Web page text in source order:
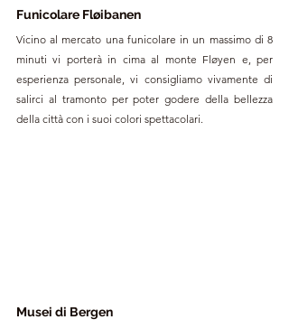
Funicolare Fløibanen
Vicino al mercato una funicolare in un massimo di 8
minuti vi porterà in cima al monte Fløyen e, per
esperienza personale, vi consigliamo vivamente di
salirci al tramonto per poter godere della bellezza
della città con i suoi colori spettacolari.
Musei di Bergen